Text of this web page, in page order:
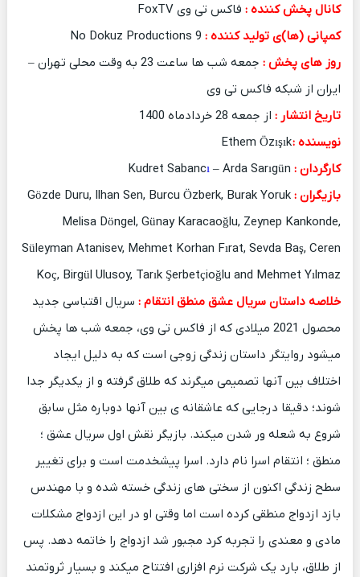
کانال پخش کننده :فاکس تی وی FoxTV
کمپانی (ها)ی تولید کننده :9 No Dokuz Productions
روز های پخش :
جمعه شب ها ساعت 23 به وقت محلی تهران –
ایران از شبکه فاکس تی وی
تاریخ انتشار :از جمعه 28 خردادماه 1400
نویسنده :Ethem Özışık
کارگردان :Kudret Sabanc
ı – Arda Sarıgün
بازیگران : Gözde Duru, Ilhan Sen, Burcu Özberk, Burak Yoruk
Melisa Döngel, Günay Karacaoğlu, Zeynep Kankonde,
Süleyman Atanisev, Mehmet Korhan Fırat, Sevda Baş, Ceren
Koç, Birgül Ulusoy, Tarık Şerbetçioğlu and Mehmet Yılmaz
خلاصه داستان سریال عشق منطق انتقام : سریال اقتباسی جدید
محصول 2021 میلادی که از فاکس تی وی، جمعه شب ها پخش
میشود روایتگر داستان زندگی زوجی است که به دلیل ایجاد
اختلاف بین آنها تصمیمی میگرند که طلاق گرفته و از یکدیگر جدا
شوند؛ دقیقا درجایی که عاشقانه ی بین آنها دوباره مثل سابق
شروع به شعله ور شدن میکند. بازیگر نقش اول سریال عشق ؛
منطق ؛ انتقام اسرا نام دارد. اسرا پیشخدمت است و برای تغییر
سطح زندگی اکنون از سختی های زندگی خسته شده و با مهندس
بازد ازدواج منطقی کرده است اما وقتی او در این ازدواج مشکلات
مادی و معندی را تجربه کرد مجبور شد ازدواج را خاتمه دهد. پس
از طلاق، بارد یک شرکت نرم افزاری افتتاح میکند و بسیار ثروتمند